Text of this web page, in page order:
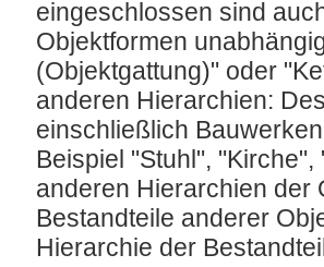
eingeschlossen sind
Objektformen
(Objektgattung)" oder
anderen Hierarchien:
einschließlich
Beispiel "Stuhl",
anderen Hierarchien der
Bestandteile anderer
Hierarchie der